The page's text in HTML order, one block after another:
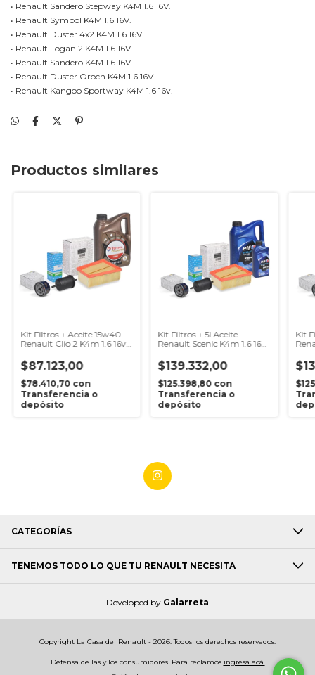
• Renault Sandero Stepway K4M 1.6 16V.
• Renault Symbol K4M 1.6 16V.
• Renault Duster 4x2 K4M 1.6 16V.
• Renault Logan 2 K4M 1.6 16V.
• Renault Sandero K4M 1.6 16V.
• Renault Duster Oroch K4M 1.6 16V.
• Renault Kangoo Sportway K4M 1.6 16v.
Productos similares
Kit Filtros + Aceite 15w40
Renault Clio 2 K4m 1.6 16v
$87.123,00
$78.410,70 con
Transferencia o
depósito
Kit Filtros + 5l Aceite
Renault Scenic K4m 1.6 16v
$139.332,00
$125.398,80 con
Transferencia o
depósito
Kit
CATEGORÍAS
TENEMOS TODO LO QUE TU RENAULT NECESITA
Developed by Galarreta
Copyright La Casa del Renault - 2026. Todos los derechos reservados.
Defensa de las y los consumidores. Para reclamos ingresá acá.